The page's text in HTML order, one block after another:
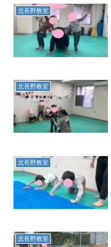
北長野教室
北長野教室
北長野教室
北長野教室